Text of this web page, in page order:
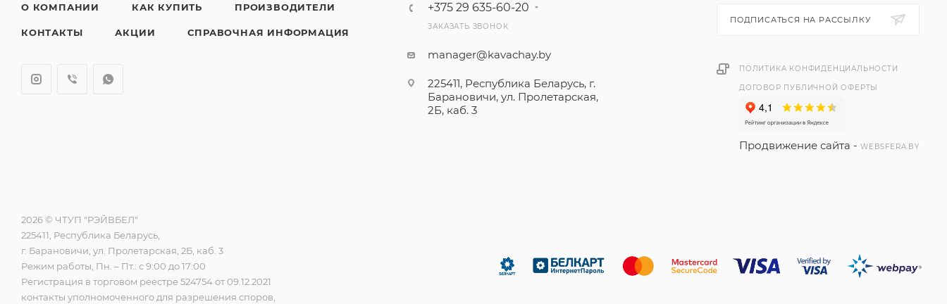
О КОМПАНИИ КАК КУПИТЬ ПРОИЗВОДИТЕЛИ
КОНТАКТЫ АКЦИИ СПРАВОЧНАЯ ИНФОРМАЦИЯ
+375 29 635-60-20
ЗАКАЗАТЬ ЗВОНОК
manager@kavachay.by
225411, Республика Беларусь, г.
Барановичи, ул. Пролетарская,
2Б, каб. 3
ПОДПИСАТЬСЯ НА РАССЫЛКУ
ПОЛИТИКА КОНФИДЕНЦИАЛЬНОСТИ
ДОГОВОР ПУБЛИЧНОЙ ОФЕРТЫ
Продвижение сайта - WEBSFERA.BY
2026 © ЧТУП "РЭЙВБЕЛ"
225411, Республика Беларусь,
г. Барановичи, ул. Пролетарская, 2Б, каб. 3
Режим работы, Пн. – Пт.: с 9:00 до 17:00
Регистрация в торговом реестре 524754 от 09.12.2021
контакты уполномоченного для разрешения споров,